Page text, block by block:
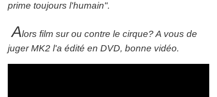
prime toujours l'humain".
Alors film sur ou contre le cirque? A vous de
juger MK2 l'a édité en DVD, bonne vidéo.